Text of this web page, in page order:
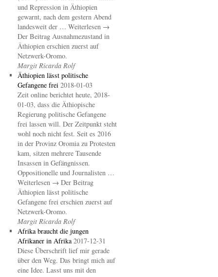
und Repression in Äthiopien
gewarnt, nach dem gestern Abend
landesweit der … Weiterlesen →
Der Beitrag Ausnahmezustand in
Äthiopien erschien zuerst auf
Netzwerk-Oromo.
Margit Ricarda Rolf
Äthiopien lässt politische
Gefangene frei 2018-01-03
Zeit online berichtet heute, 2018-
01-03, dass die Äthiopische
Regierung politische Gefangene
frei lassen will. Der Zeitpunkt steht
wohl noch nicht fest. Seit es 2016
in der Provinz Oromia zu Protesten
kam, sitzen mehrere Tausende
Insassen in Gefängnissen.
Oppositionelle und Journalisten …
Weiterlesen → Der Beitrag
Äthiopien lässt politische
Gefangene frei erschien zuerst auf
Netzwerk-Oromo.
Margit Ricarda Rolf
Afrika braucht die jungen
Afrikaner in Afrika 2017-12-31
Diese Überschrift lief mir gerade
über den Weg. Das bringt mich auf
eine Idee. Lasst uns mit den